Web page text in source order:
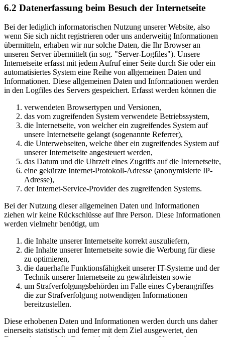
6.2 Datenerfassung beim Besuch der Internetseite
Bei der lediglich informatorischen Nutzung unserer Website, also
wenn Sie sich nicht registrieren oder uns anderweitig Informationen
übermitteln, erhaben wir nur solche Daten, die Ihr Browser an
unseren Server übermittelt (in sog. "Server-Logfiles"). Unsere
Internetseite erfasst mit jedem Aufruf einer Seite durch Sie oder ein
automatisiertes System eine Reihe von allgemeinen Daten und
Informationen. Diese allgemeinen Daten und Informationen werden
in den Logfiles des Servers gespeichert. Erfasst werden können die
verwendeten Browsertypen und Versionen,
das vom zugreifenden System verwendete Betriebssystem,
die Internetseite, von welcher ein zugreifendes System auf
unsere Internetseite gelangt (sogenannte Referrer),
die Unterwebseiten, welche über ein zugreifendes System auf
unserer Internetseite angesteuert werden,
das Datum und die Uhrzeit eines Zugriffs auf die Internetseite,
eine gekürzte Internet-Protokoll-Adresse (anonymisierte IP-
Adresse),
der Internet-Service-Provider des zugreifenden Systems.
Bei der Nutzung dieser allgemeinen Daten und Informationen
ziehen wir keine Rückschlüsse auf Ihre Person. Diese Informationen
werden vielmehr benötigt, um
die Inhalte unserer Internetseite korrekt auszuliefern,
die Inhalte unserer Internetseite sowie die Werbung für diese
zu optimieren,
die dauerhafte Funktionsfähigkeit unserer IT-Systeme und der
Technik unserer Internetseite zu gewährleisten sowie
um Strafverfolgungsbehörden im Falle eines Cyberangriffes
die zur Strafverfolgung notwendigen Informationen
bereitzustellen.
Diese erhobenen Daten und Informationen werden durch uns daher
einerseits statistisch und ferner mit dem Ziel ausgewertet, den